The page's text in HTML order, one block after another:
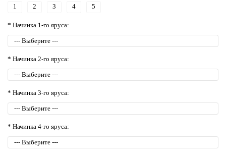
1 2 3 4 5
* Начинка 1-го яруса:
* Начинка 2-го яруса:
* Начинка 3-го яруса:
* Начинка 4-го яруса: